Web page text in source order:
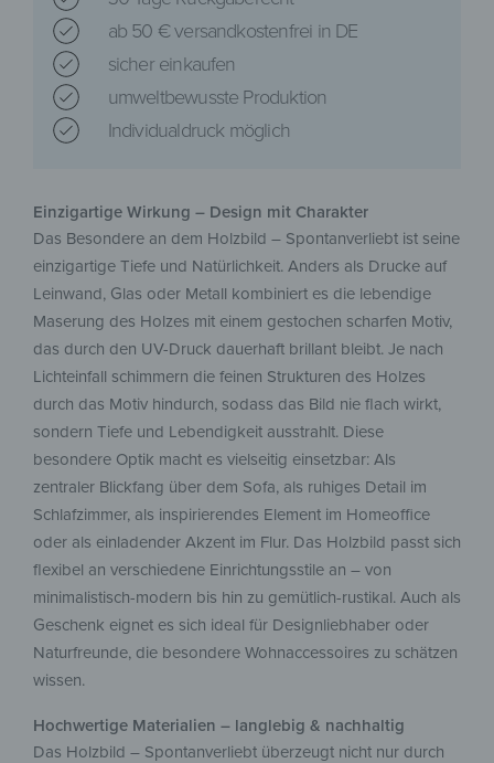
ab 50 € versandkostenfrei in DE
sicher einkaufen
umweltbewusste Produktion
Individualdruck möglich
Einzigartige Wirkung – Design mit Charakter
Das Besondere an dem Holzbild – Spontanverliebt ist seine
einzigartige Tiefe und Natürlichkeit. Anders als Drucke auf
Leinwand, Glas oder Metall kombiniert es die lebendige
Maserung des Holzes mit einem gestochen scharfen Motiv,
das durch den UV-Druck dauerhaft brillant bleibt. Je nach
Lichteinfall schimmern die feinen Strukturen des Holzes
durch das Motiv hindurch, sodass das Bild nie flach wirkt,
sondern Tiefe und Lebendigkeit ausstrahlt. Diese
besondere Optik macht es vielseitig einsetzbar: Als
zentraler Blickfang über dem Sofa, als ruhiges Detail im
Schlafzimmer, als inspirierendes Element im Homeoffice
oder als einladender Akzent im Flur. Das Holzbild passt sich
flexibel an verschiedene Einrichtungsstile an – von
minimalistisch-modern bis hin zu gemütlich-rustikal. Auch als
Geschenk eignet es sich ideal für Designliebhaber oder
Naturfreunde, die besondere Wohnaccessoires zu schätzen
wissen.
Hochwertige Materialien – langlebig & nachhaltig
Das Holzbild – Spontanverliebt überzeugt nicht nur durch